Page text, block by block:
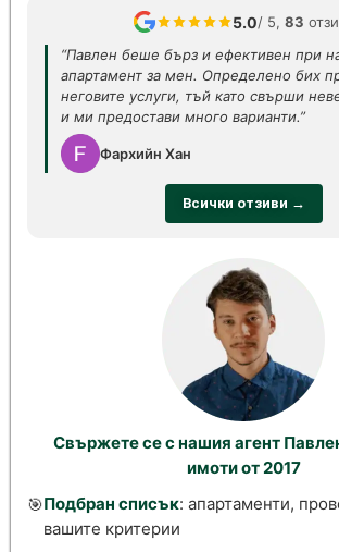
5.0/ 5, 83
“Павлен беше бърз и ефективен при
апартамент за мен. Определено бих
неговите услуги, тъй като свърши
и ми предостави много варианти.”
Фархийн Хан
Всички отзиви →
Свържете се с нашия агент
имоти от 2017
🎯Подбран списък: апартаменти,
вашите критерии